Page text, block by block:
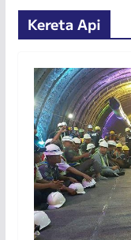
Kereta Api